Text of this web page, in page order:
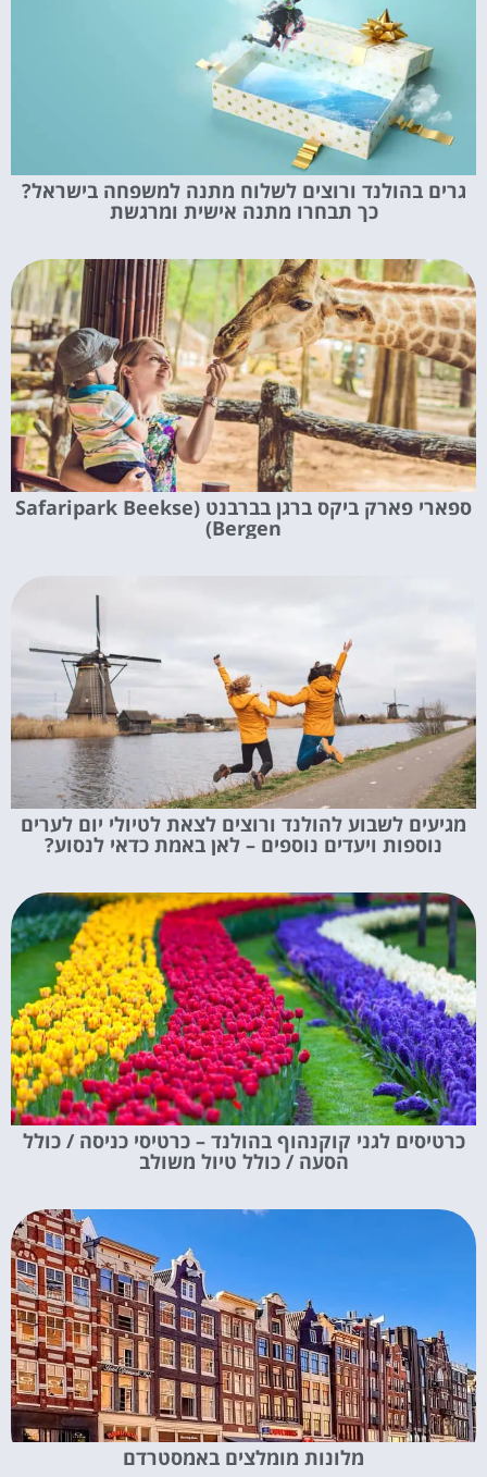
גרים בהולנד ורוצים לשלוח מתנה למשפחה בישראל?
כך תבחרו מתנה אישית ומרגשת
ספארי פארק ביקס ברגן בברבנט (Safaripark Beekse
Bergen)
מגיעים לשבוע להולנד ורוצים לצאת לטיולי יום לערים
נוספות ויעדים נוספים – לאן באמת כדאי לנסוע?
כרטיסים לגני קוקנהוף בהולנד – כרטיסי כניסה / כולל
הסעה / כולל טיול משולב
מלונות מומלצים באמסטרדם